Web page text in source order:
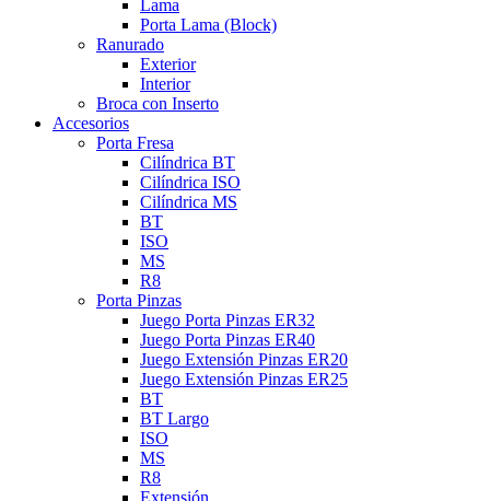
Lama
Porta Lama (Block)
Ranurado
Exterior
Interior
Broca con Inserto
Accesorios
Porta Fresa
Cilíndrica BT
Cilíndrica ISO
Cilíndrica MS
BT
ISO
MS
R8
Porta Pinzas
Juego Porta Pinzas ER32
Juego Porta Pinzas ER40
Juego Extensión Pinzas ER20
Juego Extensión Pinzas ER25
BT
BT Largo
ISO
MS
R8
Extensión